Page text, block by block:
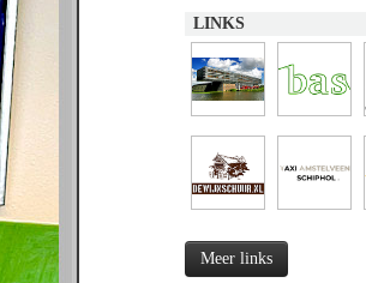
LINKS
Meer links